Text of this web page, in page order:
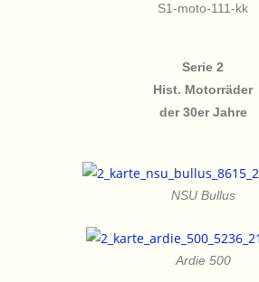
S1-moto-111-kk
Serie 2
Hist. Motorräder
der 30er Jahre
NSU Bullus
Ardie 500